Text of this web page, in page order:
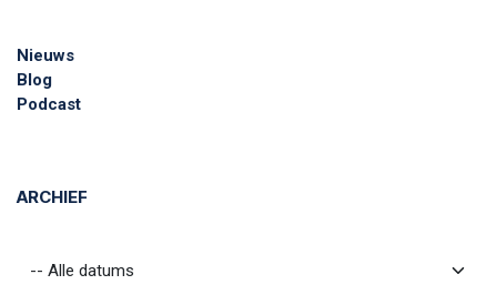
Nieuws
Blog
Podcast
ARCHIEF